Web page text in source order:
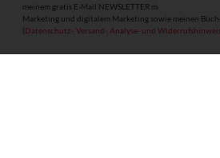
meinem gratis E-Mail NEWSLETTER mit
Marketing und digitalem Marketing sowie meinen
(Datenschutz-, Versand-, Analyse- und